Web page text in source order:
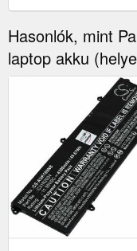
Hasonlók, mint
laptop akku